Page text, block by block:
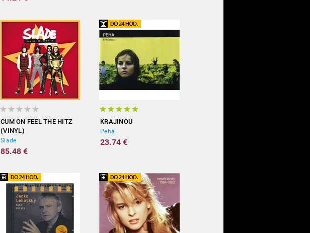
CUM ON FEEL THE HITZ
(VINYL)
Slade
85.48 €
KRAJINOU
Peha
23.74 €